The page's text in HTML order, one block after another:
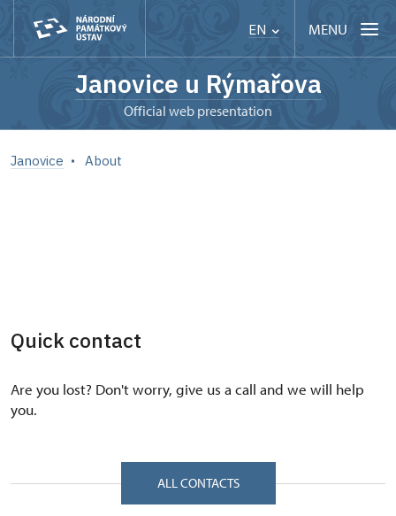
EN MENU
Janovice u Rýmařova
Official web presentation
Janovice About
Quick contact
Are you lost? Don't worry, give us a call and we will help
you.
ALL CONTACTS